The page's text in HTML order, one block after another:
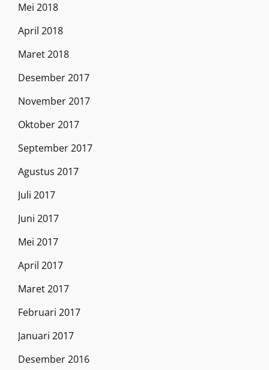
Mei 2018
April 2018
Maret 2018
Desember 2017
November 2017
Oktober 2017
September 2017
Agustus 2017
Juli 2017
Juni 2017
Mei 2017
April 2017
Maret 2017
Februari 2017
Januari 2017
Desember 2016